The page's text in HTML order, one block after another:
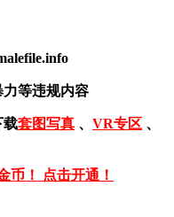
等违规内容
载套图写真 、 VR专区 、
币！ 点击开通！